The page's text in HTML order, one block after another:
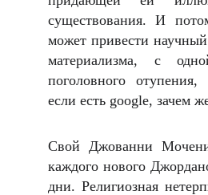
существования. И
может привести
материализма, с
поголовного
если есть google, зачем
Свой Джованни
каждого нового
дни. Религиозная